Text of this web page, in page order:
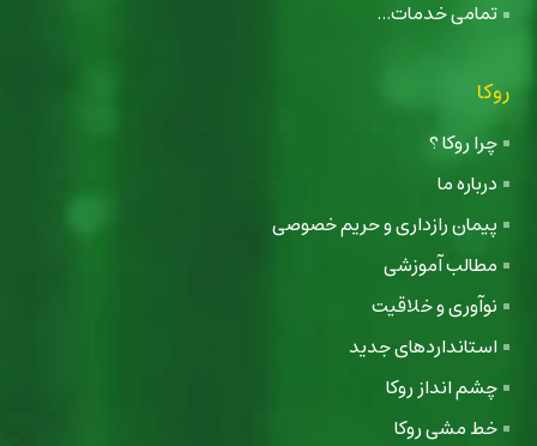
تمامی خدمات...
روکا
چرا روکا ؟
درباره ما
پیمان رازداری و حریم خصوصی
مطالب آموزشی
نوآوری و خلاقیت
استانداردهای جدید
چشم انداز روکا
خط مشی روکا